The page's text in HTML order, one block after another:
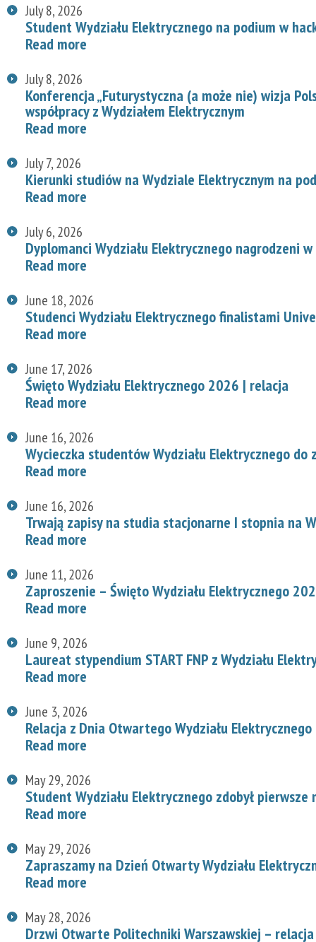
July 8, 2026
Student Wydziału Elektrycznego na podium w
Read more
July 8, 2026
Konferencja „Futurystyczna (a może nie) wizja
współpracy z Wydziałem Elektrycznym
Read more
July 7, 2026
Kierunki studiów na Wydziale Elektrycznym na
Read more
July 6, 2026
Dyplomanci Wydziału Elektrycznego nagrodzeni
Read more
June 18, 2026
Studenci Wydziału Elektrycznego finalistami
Read more
June 17, 2026
Święto Wydziału Elektrycznego 2026 | relacja
Read more
June 16, 2026
Wycieczka studentów Wydziału Elektrycznego
Read more
June 16, 2026
Trwają zapisy na studia stacjonarne I stopnia na
Read more
June 11, 2026
Zaproszenie – Święto Wydziału Elektrycznego
Read more
June 9, 2026
Laureat stypendium START FNP z Wydziału
Read more
June 3, 2026
Relacja z Dnia Otwartego Wydziału
Read more
May 29, 2026
Student Wydziału Elektrycznego zdobył
Read more
May 29, 2026
Zapraszamy na Dzień Otwarty Wydziału
Read more
May 28, 2026
Drzwi Otwarte Politechniki Warszawskiej – relacja